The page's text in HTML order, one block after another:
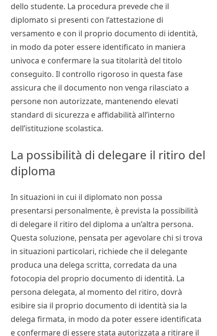
dello studente. La procedura prevede che il
diplomato si presenti con l’attestazione di
versamento e con il proprio documento di identità,
in modo da poter essere identificato in maniera
univoca e confermare la sua titolarità del titolo
conseguito. Il controllo rigoroso in questa fase
assicura che il documento non venga rilasciato a
persone non autorizzate, mantenendo elevati
standard di sicurezza e affidabilità all’interno
dell’istituzione scolastica.
La possibilità di delegare il ritiro del
diploma
In situazioni in cui il diplomato non possa
presentarsi personalmente, è prevista la possibilità
di delegare il ritiro del diploma a un’altra persona.
Questa soluzione, pensata per agevolare chi si trova
in situazioni particolari, richiede che il delegante
produca una delega scritta, corredata da una
fotocopia del proprio documento di identità. La
persona delegata, al momento del ritiro, dovrà
esibire sia il proprio documento di identità sia la
delega firmata, in modo da poter essere identificata
e confermare di essere stata autorizzata a ritirare il